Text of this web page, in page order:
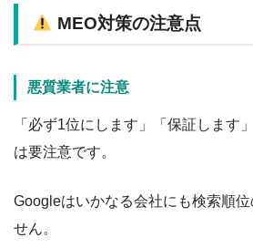
MEO対策の注意点
悪質業者に注意
「必ず1位にします」「保証します
は要注意です。
Googleはいかなる会社にも検索順
せん。